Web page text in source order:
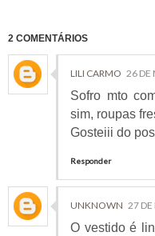
2 COMENTÁRIOS
LILI CARMO 26 DE
Sofro mto
sim, roupas
Gosteiii do
Responder
UNKNOWN 27
O vestido é